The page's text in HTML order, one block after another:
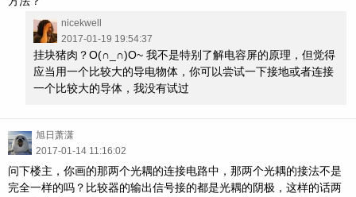
nicekwell
2017-01-19 19:54:37
挂块猪肉？O(∩_∩)O~ 我不是特别了解电容屏的原理，但觉得
应当用一个比较大的导电物体，你可以尝试一下接地或者连接
一个比较大的导体，我没有试过
旭日萧潇
2017-01-14 11:16:02
问下楼主，你画的那两个光耦的连接电路中，那两个光耦的接法不是
完全一样的吗？比较器的输出信号接的都是光耦的阴极，这样的话两